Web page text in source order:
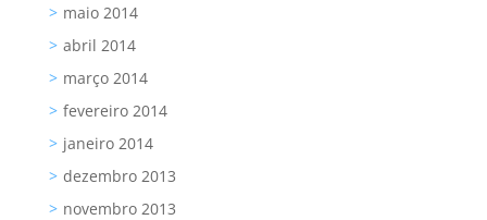
maio 2014
abril 2014
março 2014
fevereiro 2014
janeiro 2014
dezembro 2013
novembro 2013